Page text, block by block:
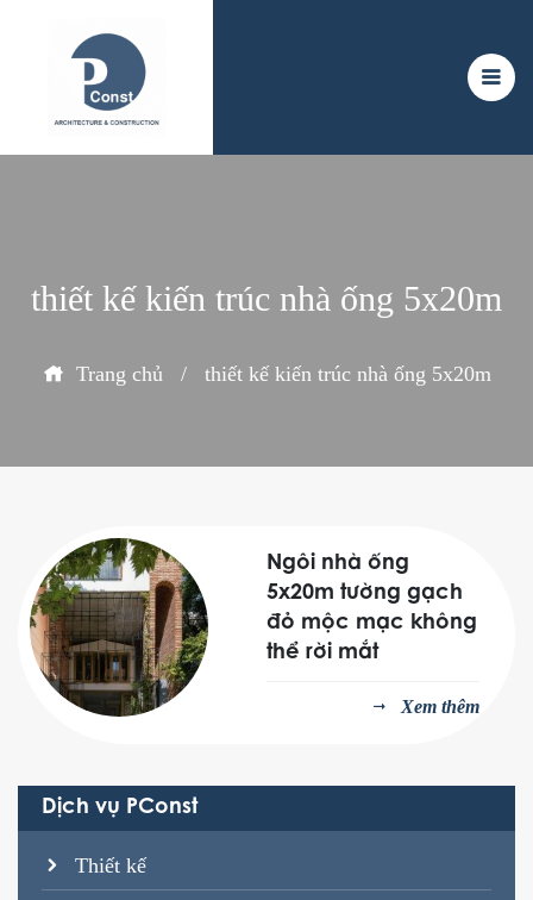
thiết kế kiến trúc nhà ống 5x20m
Trang chủ / thiết kế kiến trúc nhà ống 5x20m
Ngôi nhà ống
5x20m tường gạch
đỏ mộc mạc không
thể rời mắt
Xem thêm
Dịch vụ PConst
Thiết kế